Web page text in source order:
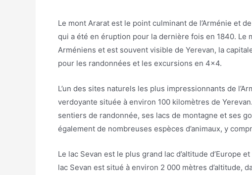
Le mont Ararat est le point culminant de l’Arménie et
qui a été en éruption pour la dernière fois en 1840. Le
Arméniens et est souvent visible de Yerevan, la
pour les randonnées et les excursions en 4×4.
L’un des sites naturels les plus impressionnants de
verdoyante située à environ 100 kilomètres de
sentiers de randonnée, ses lacs de montagne et ses
également de nombreuses espèces d’animaux, y
Le lac Sevan est le plus grand lac d’altitude d’Europe
lac Sevan est situé à environ 2 000 mètres d’altitude,